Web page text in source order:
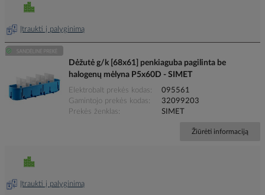
Įtraukti į palyginimą
Dėžutė g/k [68x61] penkiaguba pagilinta be
halogenų mėlyna P5x60D - SIMET
Elektrobalt prekės kodas
095561
Gamintojo prekės kodas
32099203
Prekės ženklas
SIMET
Žiūrėti informaciją
Įtraukti į palyginimą